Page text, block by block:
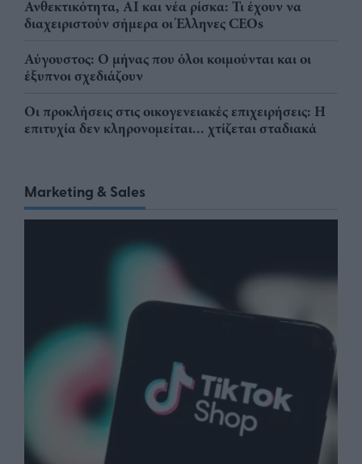
Ανθεκτικότητα, AI και νέα ρίσκα: Τι έχουν να
διαχειριστούν σήμερα οι Έλληνες CEOs
Αύγουστος: Ο μήνας που όλοι κοιμούνται και οι
έξυπνοι σχεδιάζουν
Οι προκλήσεις στις οικογενειακές επιχειρήσεις: Η
επιτυχία δεν κληρονομείται... χτίζεται σταδιακά
Marketing & Sales